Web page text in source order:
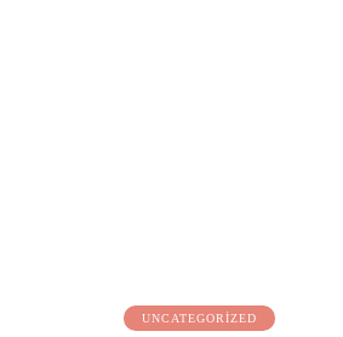
UNCATEGORIZED